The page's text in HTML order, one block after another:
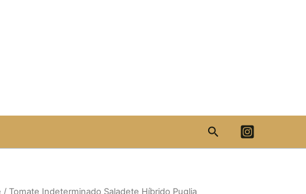
Search
/ Tomate Indeterminado Saladete Híbrido Puglia